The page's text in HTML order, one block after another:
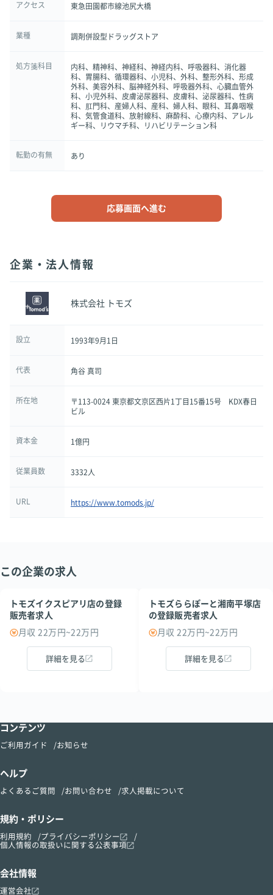
アクセス 東急田園都市線池尻大橋
業種 調剤併設型ドラッグストア
処方箋科目
内科、精神科、神経科、神経内科、呼吸器科、消化器
科、胃腸科、循環器科、小児科、外科、整形外科、形成
外科、美容外科、脳神経外科、呼吸器外科、心臓血管外
科、小児外科、皮膚泌尿器科、皮膚科、泌尿器科、性病
科、肛門科、産婦人科、産科、婦人科、眼科、耳鼻咽喉
科、気管食道科、放射線科、麻酔科、心療内科、アレル
ギー科、リウマチ科、リハビリテーション科
転勤の有無 あり
応募画面へ進む
企業・法人情報
株式会社 トモズ
設立 1993年9月1日
代表 角谷 真司
所在地
〒113-0024 東京都文京区西片1丁目15番15号 KDX春日
ビル
資本金 1億円
従業員数 3332人
URL https://www.tomods.jp/
この企業の求人
トモズイクスピアリ店の登録
販売者求人
月収 22万円~22万円
詳細を見る
トモズららぽーと湘南平塚店
の登録販売者求人
月収 22万円~22万円
詳細を見る
コンテンツ
ご利用ガイド お知らせ
ヘルプ
よくあるご質問 お問い合わせ 求人掲載について
規約・ポリシー
利用規約
プライバシーポリシー
個人情報の取扱いに関する公表事項
会社情報
運営会社